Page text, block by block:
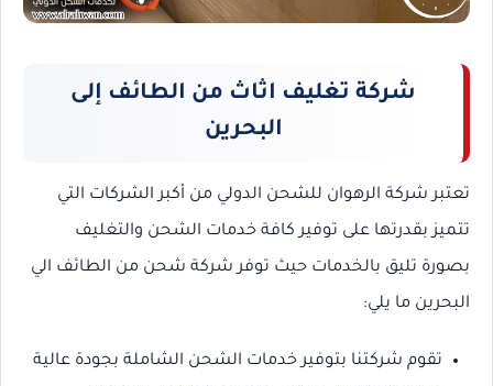
شركة تغليف اثاث من الطائف إلى
البحرين
تعتبر شركة الرهوان للشحن الدولي من أكبر الشركات التي
تتميز بقدرتها على توفير كافة خدمات الشحن والتغليف
بصورة تليق بالخدمات حيث توفر شركة شحن من الطائف الي
البحرين ما يلي:
تقوم شركتنا بتوفير خدمات الشحن الشاملة بجودة عالية